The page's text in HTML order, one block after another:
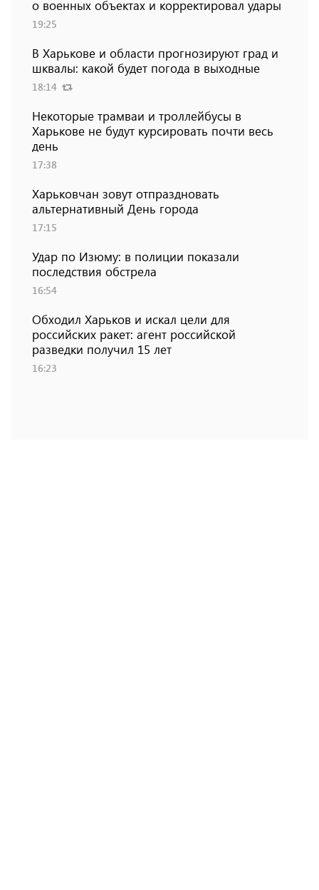
о военных объектах и ​​корректировал удары
19:25
В Харькове и области прогнозируют град и
шквалы: какой будет погода в выходные
18:14
Некоторые трамваи и троллейбусы в
Харькове не будут курсировать почти весь
день
17:38
Харьковчан зовут отпраздновать
альтернативный День города
17:15
Удар по Изюму: в полиции показали
последствия обстрела
16:54
Обходил Харьков и искал цели для
российских ракет: агент российской
разведки получил 15 лет
16:23